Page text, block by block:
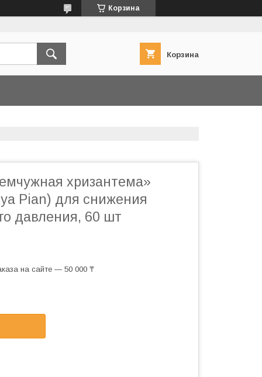
Корзина
Корзина
хризантема»
Pian) для снижения
давления, 60 шт
на сайте — 50 000 ₸